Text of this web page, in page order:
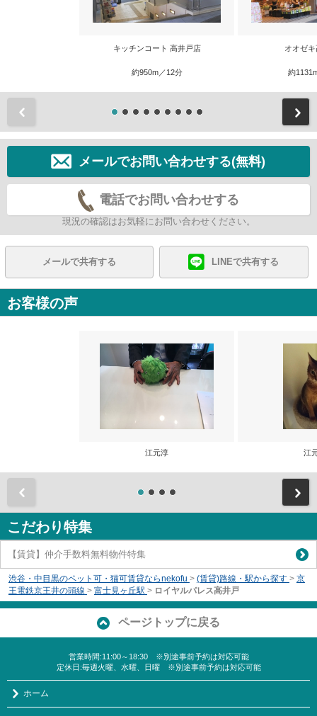
キッチンコート 高井戸店
約950m／12分
オオゼ
約
メールでお問い合わせする(無料)
電話でお問い合わせする
現況の確認はお気軽にお問い合わせください。
メールで共有する LINEで共有する
お客様の声
江元淳 江
こだわり特集
【賃貸】仲介手数料無料物件特集
渋谷・中目黒のペット可・猫可賃貸ならnekofu > (賃貸)路線・駅から探す > 京
王電鉄京王井の頭線 > 富士見ヶ丘駅 > ロイヤルパレス高井戸
ページトップに戻る
営業時間:11:00～18:30 ※別途事前予約は対応可能
定休日:毎週火曜、水曜、日曜 ※別途事前予約は対応可能
ホーム